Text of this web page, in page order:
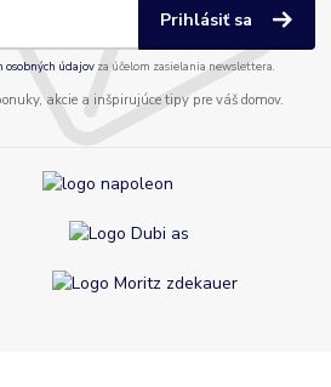
Prihlásiť sa
osobných údajov za účelom zasielania newslettera.
akcie a inšpirujúce tipy pre váš domov.